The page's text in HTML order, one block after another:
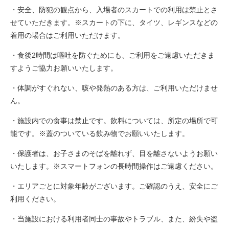
・安全、防犯の観点から、入場者のスカートでの利用は禁止とさ
せていただきます。※スカートの下に、タイツ、レギンスなどの
着用の場合はご利用いただけます。
・食後2時間は嘔吐を防ぐためにも、ご利用をご遠慮いただきま
すようご協力お願いいたします。
・体調がすぐれない、咳や発熱のある方は、ご利用いただけませ
ん。
・施設内での食事は禁止です。飲料については、所定の場所で可
能です。※蓋のついている飲み物でお願いいたします。
・保護者は、お子さまのそばを離れず、目を離さないようお願い
いたします。※スマートフォンの長時間操作はご遠慮ください。
・エリアごとに対象年齢がございます。ご確認のうえ、安全にご
利用ください。
・当施設における利用者同士の事故やトラブル、また、紛失や盗